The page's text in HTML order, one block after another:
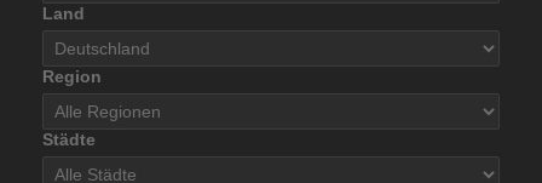
Land
Region
Städte